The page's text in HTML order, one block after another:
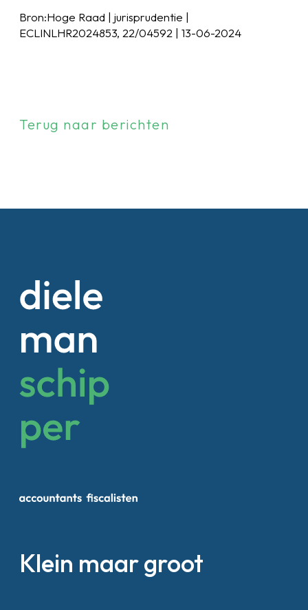
Bron:Hoge Raad | jurisprudentie |
ECLINLHR2024853, 22/04592 | 13-06-2024
Terug naar berichten
Klein maar groot